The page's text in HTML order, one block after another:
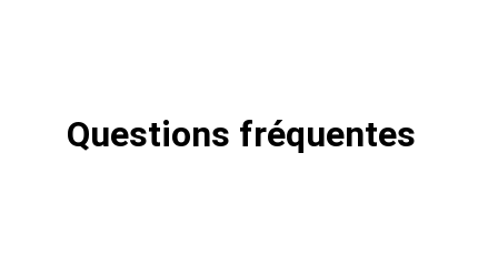
Questions fréquentes